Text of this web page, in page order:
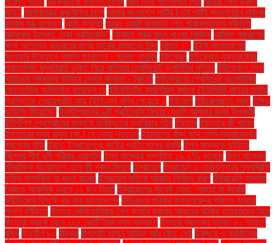
করি? আমলাতন্ত্র রাজনীতির চাপে আমার বাংলাদেশ পার্টির (এবি পার্টি) সদস্যসচিব মজিবুর
রহমান মঞ্জু বলেছেন আমি ক্লান্ত আরও একটি কারখানা পেল পরিবেশবান্ধব স্বীকৃতি
আসকের উদ্বেগ: ঢাকা প্রতিবেদন" আসামে গরুর মাংস খাওয়া নিষিদ্ধ আসিফ নজরুলের
সঙ্গে অশোভন আচরণের জন্য তারেক রহমানের নিন্দা আহত ১". ইইউ বাংলাদেশের
সংস্কার উদ্যোগে সমর্থন জানালেন - হাদজা লাহবিব ইউক্রেন ইউক্রেনে যুক্তরাষ্ট্রের
প্রস্তাবিত যুদ্ধবিরতি চুক্তি নিয়ে রাশিয়ার প্রেসিডেন্ট ভ্লাদিমির পুতিনে ইউক্রেনে সেনা
পাঠানোর সম্ভাবনা উড়িয়ে দেননি কানাডা - ট্রুডো ইউক্রেনের প্রেসিডেন্ট ভলোদিমির
জেলেনস্কি অভিযোগ করেছেন যে ইউনাইটেড কমার্শিয়াল ব্যাংক (ইউসিবি) বছরের তৃতীয়
প্রান্তিকে শেয়ারপ্রতি আয় (ইপিএস) বৃদ্ধি পেয়েছে। ইউরোপ ইউরোপজুড়ে সাড়া ইঙ্গিত
ডাউনিং স্ট্রিটের" ইনস্টাগ্রামের ৬টি প্রাইভেসি ফিচার যেগুলি আপনার জন্য উপকারী
ইন্টার্নশিপ প্রোগ্রামের মাধ্যমে ভবিষ্যতের ক্যারিয়ার গঠন ইফতার ইফতারে কী খাবেন
ইফতারের সময় রাসুল (সা.) যে দোয়া পড়তেন ইয়ামালের বাঁকা পথে মেসি-ম্যারাডোনার
স্বপ্নের বাড়ি ইরান: ইসরায়েলকে কঠোর প্রতিশোধের হুমকি ইলন মাস্ককে ছাড়িয়ে
বিশ্বের শীর্ষ ধনী পরিবার ওয়ালটন ইলন মাস্কের সম্পত্তি ১৯.২% কমেছে ইলন মাস্কের
স্টারলিংক বাংলাদেশে এলে কী সুফল মিলবে ইসরায়েল ইসরায়েল ও হেজবুল্লাহর যুদ্ধবিরতি
চুক্তি সম্পর্কিত যা জানা যাচ্ছে ইসরায়েল মাইকে আজান নিষিদ্ধ করল ইসরায়েলি হামলায়
বৈরুতে আবাসিক ভবনে ১১ জন নিহত ইসরায়েলের সাবেক সেনা: 'গাজায় যা করেছি
উইন্ডিজের বিপক্ষে বড় হার বাংলাদেশের উড়িরচরে পরিবার কল্যাণকেন্দ্র পরিণত হয়েছে
পুলিশ ফাঁড়িতে উত্তর মেসিডোনিয়ায় নৈশ ক্লাবে ভয়াবহ আগুনের ঘটনায় হতাহতদের নিয়ে
উত্তরা ব্যাংক দেবে ১৪৫ কোটি টাকা নগদ লভ্যাংশ উত্তরা ব্যাংকের মুনাফা ৫০ শতাংশ
বৃদ্ধি উত্তীর্ণ ৮৩ উদ্ধার উপদেষ্টা হাসান আরিফ আর বেঁচে নেই উরুগুয়ে ও ব্রাজিলের